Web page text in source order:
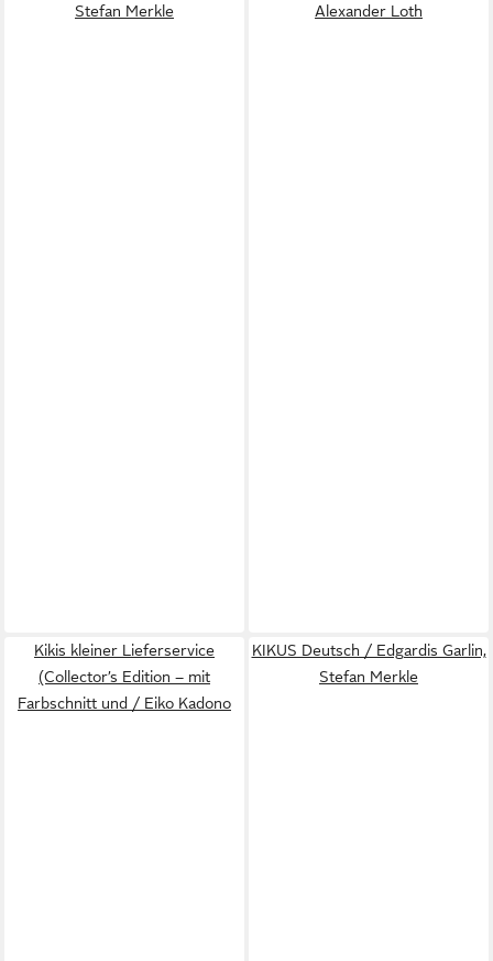
Stefan Merkle
Alexander Loth
Kikis kleiner Lieferservice
(Collector’s Edition – mit
Farbschnitt und / Eiko Kadono
KIKUS Deutsch / Edgardis Garlin,
Stefan Merkle